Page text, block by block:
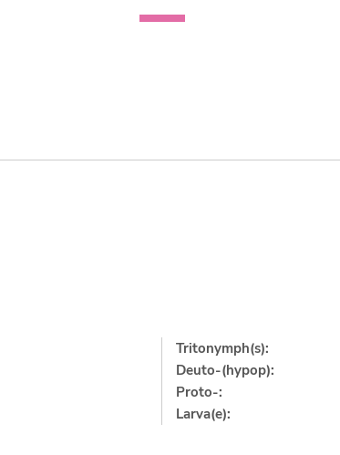
Tritonymph(s):
Deuto-(hypop):
Proto-:
Larva(e):